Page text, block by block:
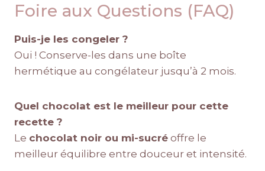
Foire aux Questions (FAQ)
Puis-je les congeler ?
Oui ! Conserve-les dans une boîte
hermétique au congélateur jusqu’à 2 mois.
Quel chocolat est le meilleur pour cette
recette ?
Le chocolat noir ou mi-sucré offre le
meilleur équilibre entre douceur et intensité.